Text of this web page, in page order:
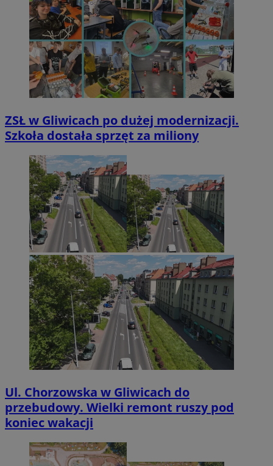
ZSŁ w Gliwicach po dużej modernizacji.
Szkoła dostała sprzęt za miliony
Ul. Chorzowska w Gliwicach do
przebudowy. Wielki remont ruszy pod
koniec wakacji